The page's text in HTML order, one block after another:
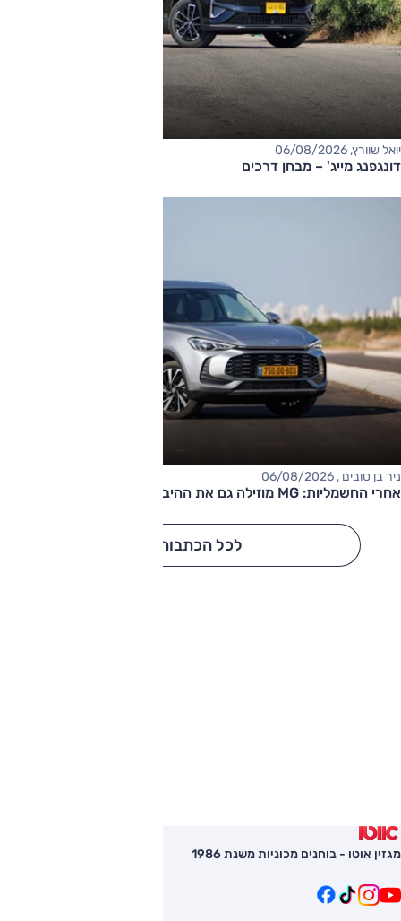
יואל שוורץ, 06/08/2026
דונגפנג מייג' – מבחן דרכים
ניר בן טובים , 06/08/2026
אחרי החשמליות: MG מוזילה גם את ההיברידיות
לכל הכתבות
מגזין אוטו - בוחנים מכוניות משנת 1986